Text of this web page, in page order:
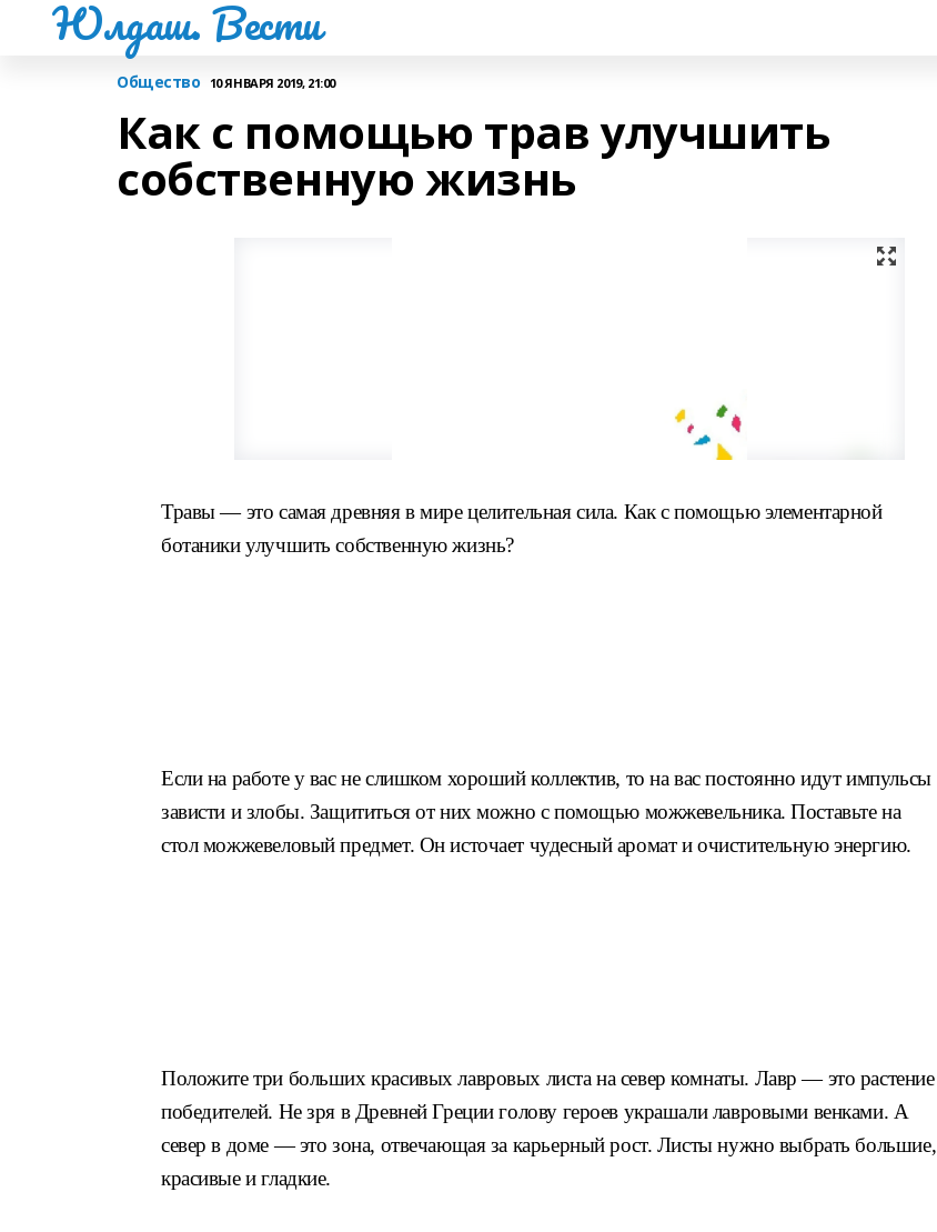
Юлдаш. Вести
Общество 10 ЯНВАРЯ 2019, 21:00
Как с помощью трав улучшить
собственную жизнь
Травы — это самая древняя в мире целительная сила. Как с помощью элементарной
ботаники улучшить собственную жизнь?
Если на работе у вас не слишком хороший коллектив, то на вас постоянно идут импульсы
зависти и злобы. Защититься от них можно с помощью можжевельника. Поставьте на
стол можжевеловый предмет. Он источает чудесный аромат и очистительную энергию.
Положите три больших красивых лавровых листа на север комнаты. Лавр — это растение
победителей. Не зря в Древней Греции голову героев украшали лавровыми венками. А
север в доме — это зона, отвечающая за карьерный рост. Листы нужно выбрать большие,
красивые и гладкие.